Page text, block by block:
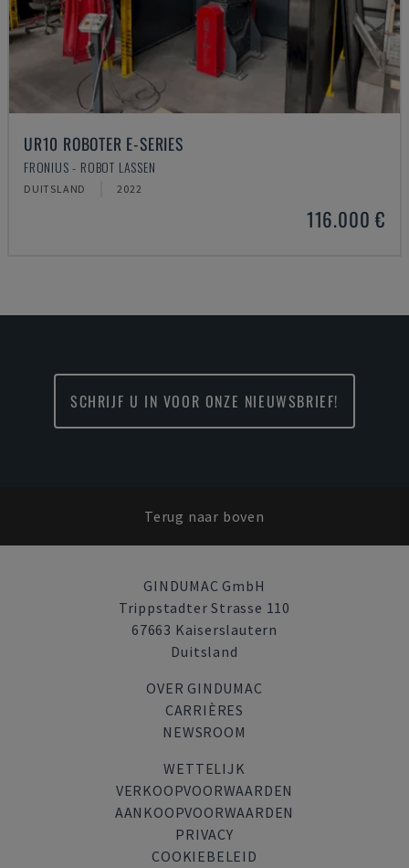
UR10 ROBOTER E-SERIES
FRONIUS - ROBOT LASSEN
DUITSLAND 2022
116.000 €
SCHRIJF U IN VOOR ONZE NIEUWSBRIEF!
Terug naar boven
GINDUMAC GmbH
Trippstadter Strasse 110
67663 Kaiserslautern
Duitsland
OVER GINDUMAC
CARRIÈRES
NEWSROOM
WETTELIJK
VERKOOPVOORWAARDEN
AANKOOPVOORWAARDEN
PRIVACY
COOKIEBELEID